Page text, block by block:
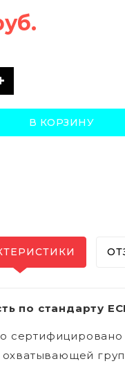
В КОРЗИНУ
по стандарту
охватывающей